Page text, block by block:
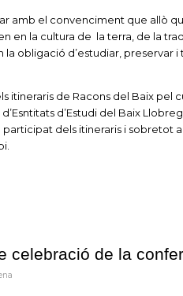
amb el convenciment que allò
en la cultura de la terra, de la
la obligació d’estudiar,
itineraris de Racons del Baix pel
d’Estudi del Baix
dels itineraris i sobretot
celebració de la